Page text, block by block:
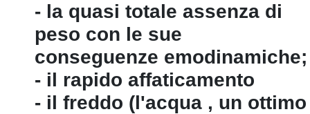
- la quasi totale assenza di
peso con le sue
conseguenze emodinamiche;
- il rapido affaticamento
- il freddo (l'acqua ‚ un ottimo